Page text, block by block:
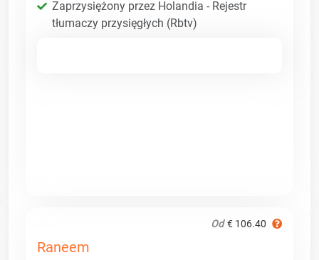
Zaprzysiężony przez Holandia - Rejestr
tłumaczy przysięgłych (Rbtv)
Od € 106.40
Raneem